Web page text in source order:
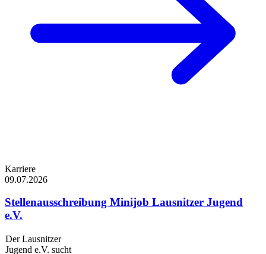
Karriere
09.07.2026
Stellenausschreibung Minijob Lausnitzer Jugend
e.V.
Der Lausnitzer
Jugend e.V. sucht